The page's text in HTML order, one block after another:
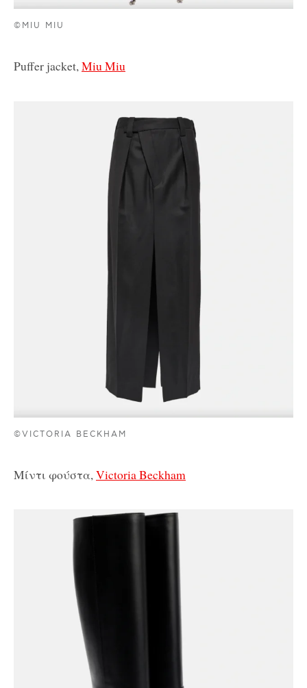
©MIU MIU
Puffer jacket,Miu Miu
©VICTORIA BECKHAM
Μίντι φούστα,Victoria Beckham